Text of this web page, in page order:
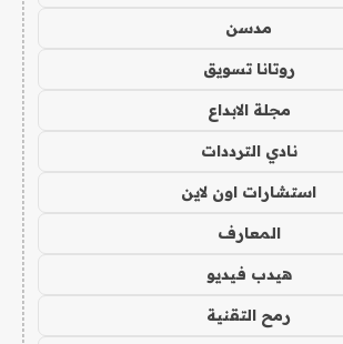
مدسن
روتانا تسويق
مجلة الابداع
نادي الترددات
استشارات اون لاين
المعارف
هيدب فيديو
رمح التقنية